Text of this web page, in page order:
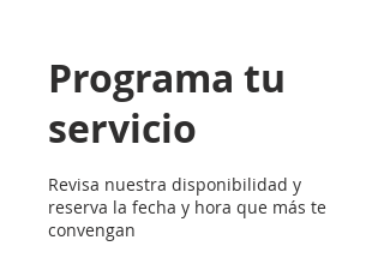
Programa tu
servicio
Revisa nuestra disponibilidad y
reserva la fecha y hora que más te
convengan